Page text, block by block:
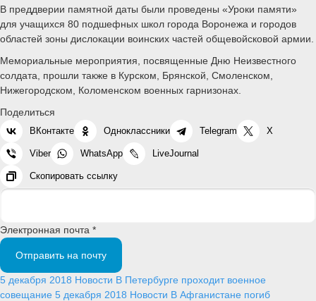
В преддверии памятной даты были проведены «Уроки памяти»
для учащихся 80 подшефных школ города Воронежа и городов
областей зоны дислокации воинских частей общевойсковой армии.
Мемориальные мероприятия, посвященные Дню Неизвестного
солдата, прошли также в Курском, Брянской, Смоленском,
Нижегородском, Коломенском военных гарнизонах.
Поделиться
ВКонтакте Одноклассники Telegram X
Viber WhatsApp LiveJournal
Скопировать ссылку
Электронная почта *
Отправить на почту
5 декабря 2018 Новости В Петербурге проходит военное
совещание 5 декабря 2018 Новости В Афганистане погиб